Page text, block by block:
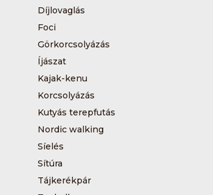
Díjlovaglás
Foci
Görkorcsolyázás
Íjászat
Kajak-kenu
Korcsolyázás
Kutyás terepfutás
Nordic walking
Síelés
Sítúra
Tájkerékpár